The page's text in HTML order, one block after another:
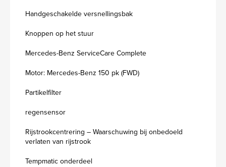
Handgeschakelde versnellingsbak
Knoppen op het stuur
Mercedes-Benz ServiceCare Complete
Motor: Mercedes-Benz 150 pk (FWD)
Partikelfilter
regensensor
Rijstrookcentrering – Waarschuwing bij onbedoeld
verlaten van rijstrook
Tempmatic onderdeel